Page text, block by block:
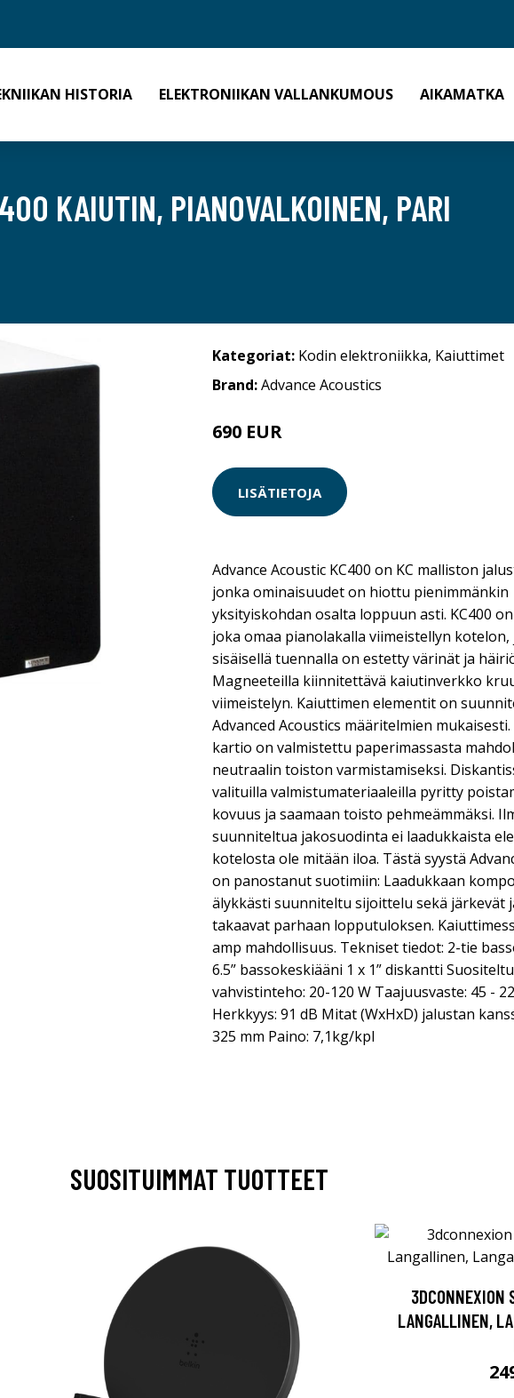
HISTORIA ELEKTRONIIKAN VALLANKUMOUS AIKAMATKA
KAIUTIN, PIANOVALKOINEN, PARI
Kategoriat: Kodin elektroniikka, Kaiuttimet
Brand:Advance Acoustics
690 EUR
LISÄTIETOJA
Advance Acoustic KC400 on KC malliston
jonka ominaisuudet on hiottu pienimmänkin
yksityiskohdan osalta loppuun asti. KC400
joka omaa pianolakalla viimeistellyn
sisäisellä tuennalla on estetty värinät ja
Magneeteilla kiinnitettävä kaiutinverkko
viimeistelyn. Kaiuttimen elementit on
Advanced Acoustics määritelmien
kartio on valmistettu paperimassasta
neutraalin toiston varmistamiseksi.
valituilla valmistumateriaaleilla pyritty
kovuus ja saamaan toisto pehmeämmäksi.
suunniteltua jakosuodinta ei laadukkaista
kotelosta ole mitään iloa. Tästä syystä
on panostanut suotimiin: Laadukkaan
älykkästi suunniteltu sijoittelu sekä järkevät
takaavat parhaan lopputuloksen.
amp mahdollisuus. Tekniset tiedot: 2-tie
6.5” bassokeskiääni 1 x 1” diskantti Suositeltu
vahvistinteho: 20-120 W Taajuusvaste: 45 -
Herkkyys: 91 dB Mitat (WxHxD) jalustan
325 mm Paino: 7,1kg/kpl
SUOSITUIMMAT TUOTTEET
3DCONNEXION
LANGALLINEN,